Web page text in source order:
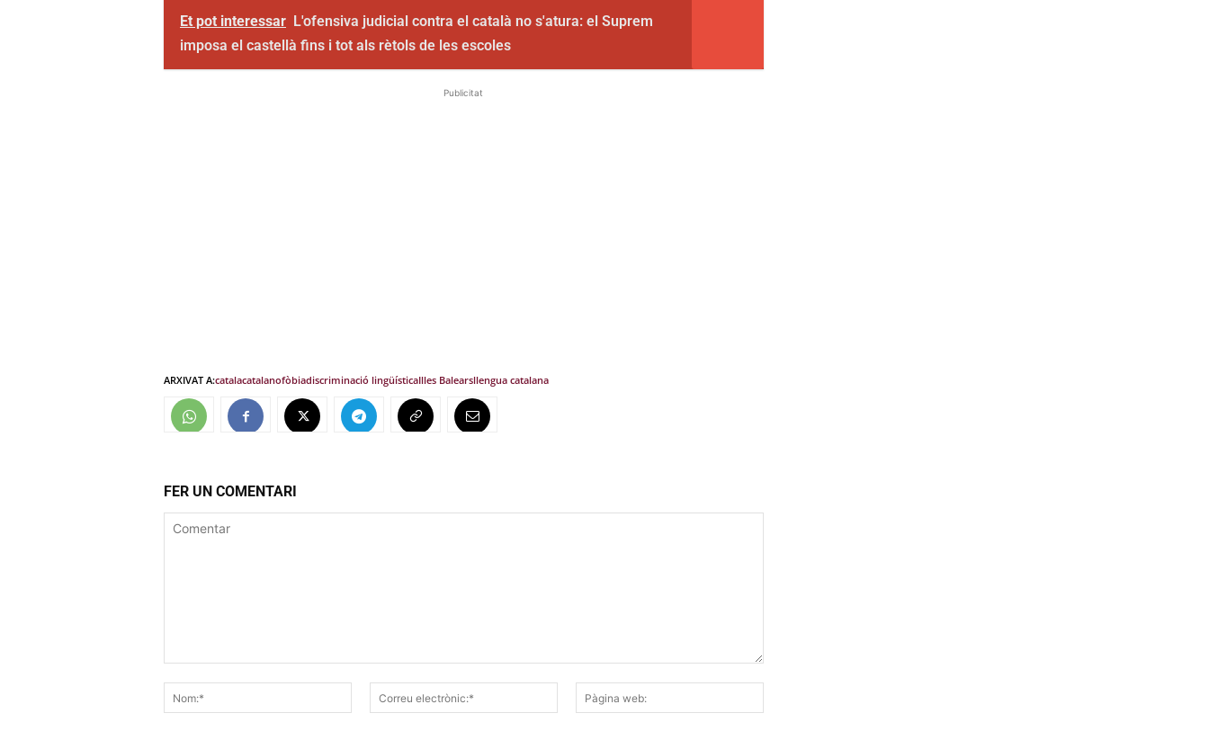
Et pot interessar L'ofensiva judicial contra el català no s'atura: el Suprem
imposa el castellà fins i tot als rètols de les escoles
Publicitat
ARXIVAT A:catalacatalanofòbiadiscriminació lingüísticaIlles Balearsllengua catalana
FER UN COMENTARI
Nom:*
Correu
electrònic:*
web: